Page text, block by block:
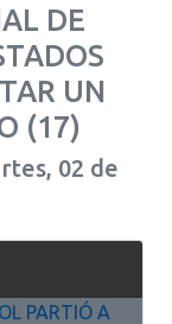
DE
UN
(17)
02 de